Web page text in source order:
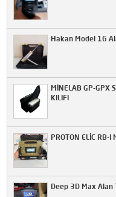
Hakan Model 16
MİNELAB GP-GPX
KILIFI
PROTON ELİC RB-I
Deep 3D Max Alan